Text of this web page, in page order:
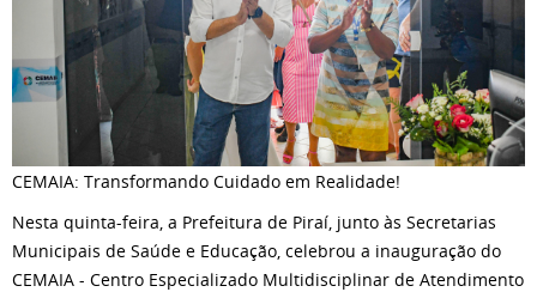
CEMAIA: Transformando Cuidado em Realidade!
Nesta quinta-feira, a Prefeitura de Piraí, junto às Secretarias
Municipais de Saúde e Educação, celebrou a inauguração do
CEMAIA - Centro Especializado Multidisciplinar de Atendimento